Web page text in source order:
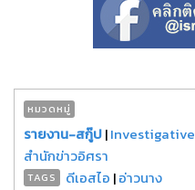
หมวดหมู่
รายงาน-สกู๊ป|Investigative
สำนักข่าวอิศรา
TAGS ดีเอสไอ |อ่าวนาง